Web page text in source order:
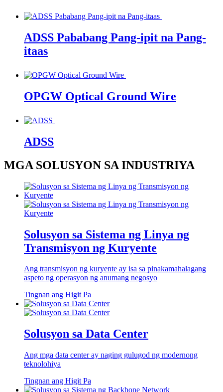
ADSS Pababang Pang-ipit na Pang-
itaas
OPGW Optical Ground Wire
ADSS
MGA SOLUSYON SA INDUSTRIYA
Solusyon sa Sistema ng Linya ng
Transmisyon ng Kuryente
Ang transmisyon ng kuryente ay isa sa pinakamahalagang
aspeto ng operasyon ng anumang negosyo
Tingnan ang Higit Pa
Solusyon sa Data Center
Ang mga data center ay naging gulugod ng modernong
teknolohiya
Tingnan ang Higit Pa